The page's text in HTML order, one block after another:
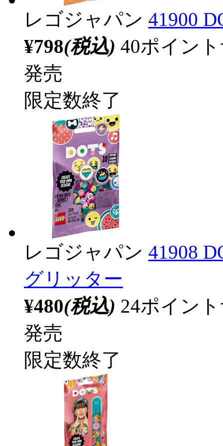
レゴジャパン 41900
¥798(税込) 40ポイン
発売
限定数終了
レゴジャパン 41908
グリッター
¥480(税込) 24ポイン
発売
限定数終了